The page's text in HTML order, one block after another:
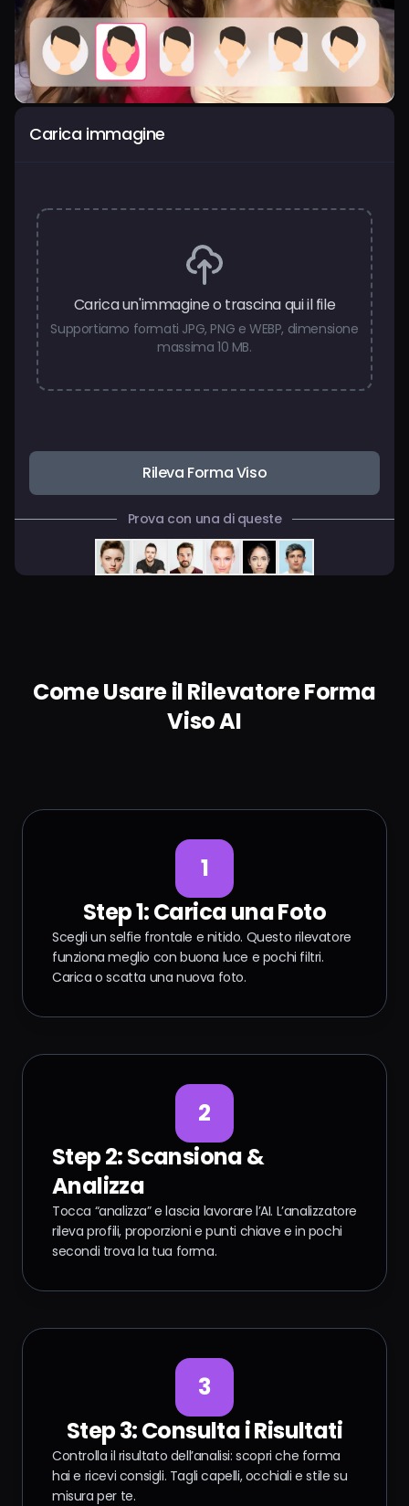
Carica immagine
Carica un'immagine o trascina qui il file
Supportiamo formati JPG, PNG e WEBP, dimensione
massima 10 MB.
Rileva Forma Viso
Prova con una di queste
Come Usare il Rilevatore Forma
Viso AI
1
Step 1: Carica una Foto
Scegli un selfie frontale e nitido. Questo rilevatore
funziona meglio con buona luce e pochi filtri.
Carica o scatta una nuova foto.
2
Step 2: Scansiona &
Analizza
Tocca “analizza” e lascia lavorare l’AI. L’analizzatore
rileva profili, proporzioni e punti chiave e in pochi
secondi trova la tua forma.
3
Step 3: Consulta i Risultati
Controlla il risultato dell’analisi: scopri che forma
hai e ricevi consigli. Tagli capelli, occhiali e stile su
misura per te.